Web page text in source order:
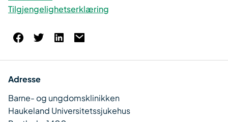
Tilgjengelighetserklæring
Adresse
Barne- og ungdomsklinikken
Haukeland Universitetssjukehus